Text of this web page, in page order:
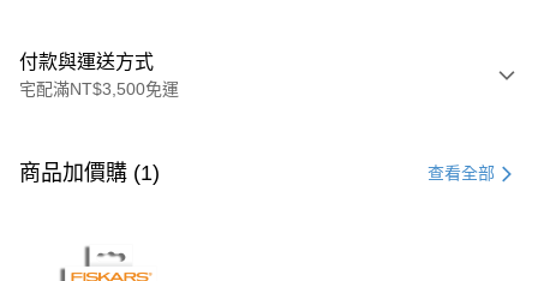
付款與運送方式
宅配滿NT$3,500免運
信用卡一次付款
3 期 0 利率 每期
商品加價購 (1) 查看全部